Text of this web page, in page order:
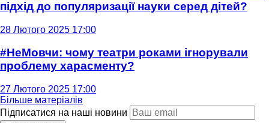
підхід до популяризації науки серед дітей?
28 Лютого 2025 17:00
#НеМовчи: чому театри роками ігнорували
проблему харасменту?
27 Лютого 2025 17:00
Більше матеріалів
Підписатися на наші новини